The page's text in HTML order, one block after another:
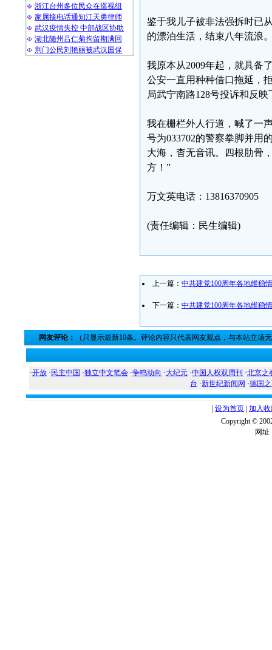
浙江台州多位民众在巡视组
家属接电话通知江天勇律师
武汉疫情失控 中部战区协助
湖北随州吕仁菊拘留期满回
荆门公民刘艳丽被武汉国保
鉴于我儿子被非法强拆时已
的漂泊生活，结束八年流浪
我原本从2009年起，就具备
公安一直用种种借口拖延，
局武宁南路128号投诉和反
我在栅栏外人行道，喊了一
号为033702的警察拳脚并用
大海，杳无音讯。四根肋骨
方！”
万文英电话：13816370905
(责任编辑：民生编辑)
上一篇： 中共建党100周年各地维稳
下一篇： 中共建党100周年各地维稳
网友评论： （只显示最新10条。评论内容只代表网友观点，与本站立场
·开放 · 民主中国 ·独立中文笔会 ·争鸣动向 ·大纪元 ·中国人权双周刊 ·北京之
台 ·新世纪新闻网 ·德国
设为首页 加入
Copyright ©
网址